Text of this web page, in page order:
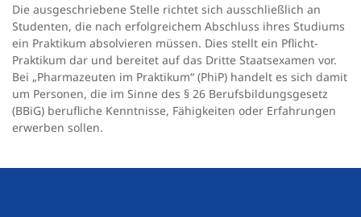
Die ausgeschriebene Stelle richtet sich ausschließlich an
Studenten, die nach erfolgreichem Abschluss ihres Studiums
ein Praktikum absolvieren müssen. Dies stellt ein Pflicht-
Praktikum dar und bereitet auf das Dritte Staatsexamen vor.
Bei „Pharmazeuten im Praktikum“ (PhiP) handelt es sich damit
um Personen, die im Sinne des § 26 Berufsbildungsgesetz
(BBiG) berufliche Kenntnisse, Fähigkeiten oder Erfahrungen
erwerben sollen.